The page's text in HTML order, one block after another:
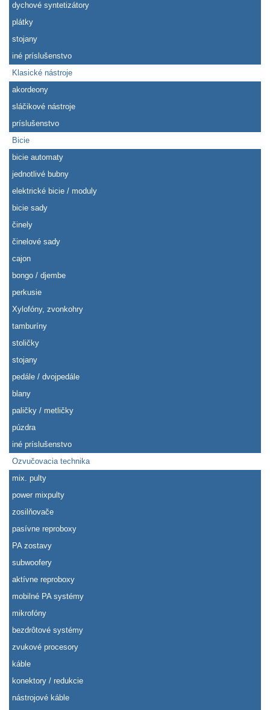
dychové syntetizátory
plátky
stojany
iné príslušenstvo
Klasické nástroje
akordeony
sláčikové nástroje
príslušenstvo
Bicie
bicie automaty
jednotlivé bubny
elektrické bicie / moduly
bicie sady
činely
činelové sady
cajon
bongo / djembe
perkusie
Xylofóny, zvonkohry
tamburíny
stoličky
stojany
pedále / dvojpedále
blany
paličky / metličky
púzdra
iné príslušenstvo
Ozvučovacia technika
mix. pulty
power mixpulty
zosilňovače
pasívne reproboxy
PA zostavy
subwoofery
aktívne reproboxy
mobilné PA systémy
mikrofóny
bezdrôtové systémy
zvukové procesory
káble
konektory / redukcie
nástrojové káble